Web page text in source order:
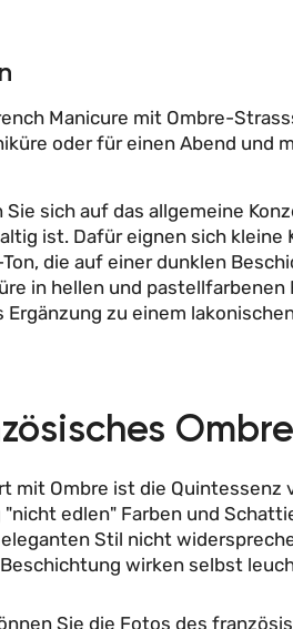
Manicure mit Ombre-
oder für einen Abend
Sie sich auf das allgemeine
ist. Dafür eignen sich
die auf einer dunklen
in hellen und
Ergänzung zu einem
Ombre
mit Ombre ist die Quintessenz
edlen" Farben und
Stil nicht
wirken selbst
Sie die Fotos des